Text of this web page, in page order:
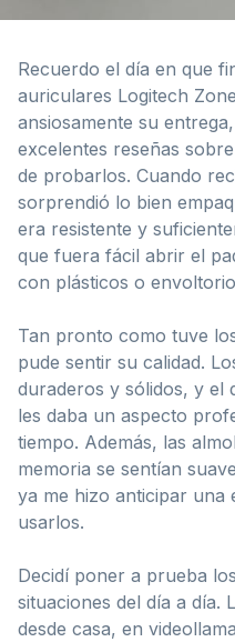
Recuerdo el día en que
auriculares Logitech
ansiosamente su
excelentes reseñas
de probarlos. Cuando
sorprendió lo bien
era resistente y
que fuera fácil abrir el
con plásticos o
Tan pronto como tuve
pude sentir su calidad.
duraderos y sólidos, y el
les daba un aspecto
tiempo. Además, las
memoria se sentían
ya me hizo anticipar una
usarlos.
Decidí poner a prueba
situaciones del día a día.
desde casa, en